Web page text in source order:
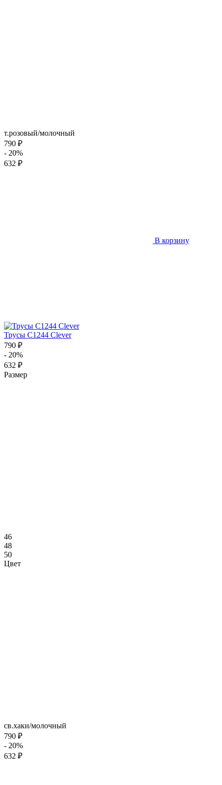
т.розовый/молочный
790 ₽
- 20%
632 ₽
В корзину
Трусы C1244 Clever
790 ₽
- 20%
632 ₽
Размер
46
48
50
Цвет
св.хаки/молочный
790 ₽
- 20%
632 ₽